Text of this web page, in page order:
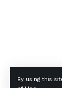
By using this